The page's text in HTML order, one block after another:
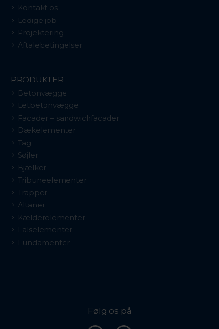
Kontakt os
Ledige job
Projektering
Aftalebetingelser
PRODUKTER
Betonvægge
Letbetonvægge
Facader – sandwichfacader
Dækelementer
Tag
Søjler
Bjælker
Tribuneelementer
Trapper
Altaner
Kælderelementer
Falselementer
Fundamenter
Følg os på